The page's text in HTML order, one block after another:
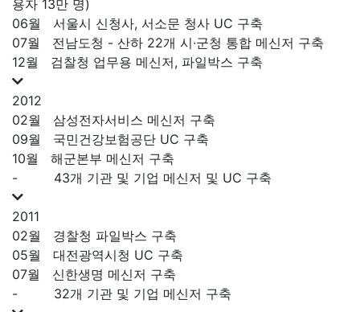
용자 13만 명)
06월
서울시 신청사, 서소문 청사 UC 구축
07월
전남도청 - 산하 22개 시∙군청 통합 메신저 구축
12월
검찰청 업무용 메신저, 파일박스 구축
2012
02월
삼성전자서비스 메신저 구축
09월
국민건강보험공단 UC 구축
10월
해군본부 메신저 구축
- 43개 기관 및 기업 메신저 및 UC 구축
2011
02월
경찰청 파일박스 구축
05월
대전광역시청 UC 구축
07월
신한생명 메신저 구축
- 32개 기관 및 기업 메신저 구축